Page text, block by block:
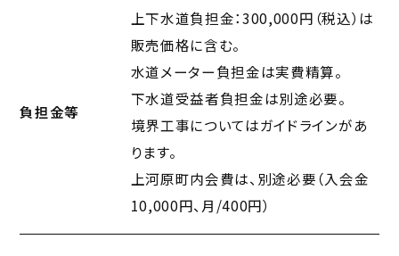
負担金等
上下水道負担金：300,000円（税込）は
販売価格に含む。
水道メーター負担金は実費精算。
下水道受益者負担金は別途必要。
境界工事についてはガイドラインがあ
ります。
上河原町内会費は、別途必要（入会金
10,000円、月/400円）